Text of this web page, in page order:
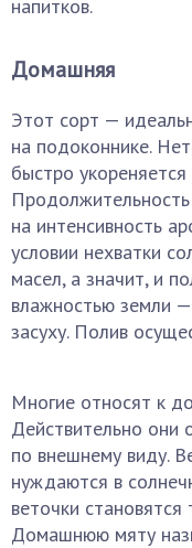
напитков.
Домашняя
Этот сорт —
на подоконнике.
быстро
Продолжительность
на интенсивность
условии нехватки
масел, а значит, и
влажностью земли
засуху. Полив
Многие относят к
Действительно они
по внешнему виду.
нуждаются в
веточки
Домашнюю мяту